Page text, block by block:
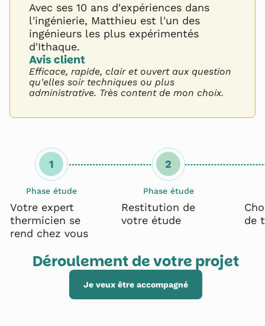
Avec ses 10 ans d'expériences dans
l'ingénierie, Matthieu est l'un des
ingénieurs les plus expérimentés
d'Ithaque.
Avis client
Efficace, rapide, clair et ouvert aux question
qu'elles soir techniques ou plus
administrative. Très content de mon choix.
Déroulement de votre projet
Je veux être accompagné
1
Phase étude
Votre expert
thermicien se
rend chez vous
2
Phase étude
Restitution de
votre étude
de